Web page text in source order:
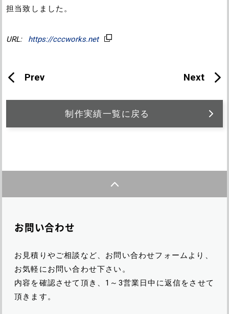
担当致しました。
https://cccworks.net
Prev Next
制作実績一覧に戻る
お問い合わせ
お見積りやご相談など、お問い合わせフォームより、
お気軽にお問い合わせ下さい。
内容を確認させて頂き、1～3営業日中に返信をさせて
頂きます。